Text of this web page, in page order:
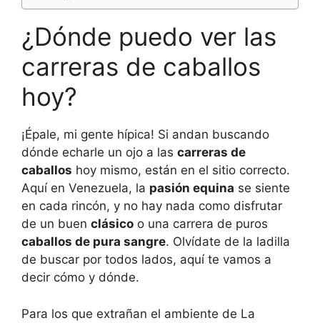
¿Dónde puedo ver las
carreras de caballos
hoy?
¡Épale, mi gente hípica! Si andan buscando
dónde echarle un ojo a las carreras de
caballos hoy mismo, están en el sitio correcto.
Aquí en Venezuela, la pasión equina se siente
en cada rincón, y no hay nada como disfrutar
de un buen clásico o una carrera de puros
caballos de pura sangre. Olvídate de la ladilla
de buscar por todos lados, aquí te vamos a
decir cómo y dónde.
Para los que extrañan el ambiente de La